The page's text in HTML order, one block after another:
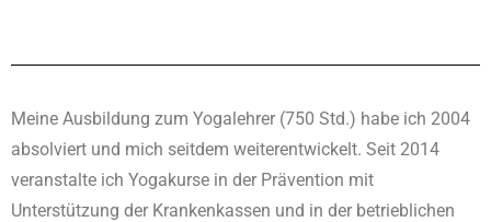
Meine Ausbildung zum Yogalehrer (750 Std.) habe ich 2004
absolviert und mich seitdem weiterentwickelt. Seit 2014
veranstalte ich Yogakurse in der Prävention mit
Unterstützung der Krankenkassen und in der betrieblichen